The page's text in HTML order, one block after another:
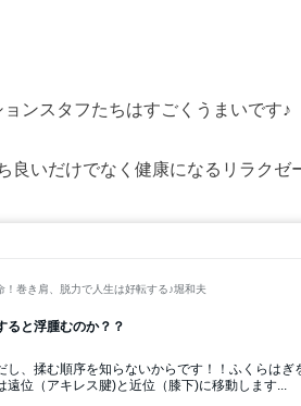
ンスタフたちはすごくうまいです♪
良いだけでなく健康になるリラクゼ